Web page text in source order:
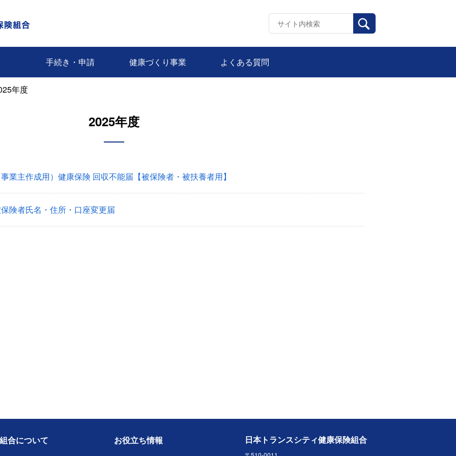
手続き・申請 健康づくり事業 よくある質問
年度
2025年度
事業主作成用）健康保険 回収不能届【被保険者・被扶養者用】
保険者氏名・住所・口座変更届
合について お役立ち情報 日本トランスシティ健康保険組合